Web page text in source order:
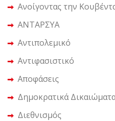
Ανοίγοντας την
ΑΝΤΑΡΣΥΑ
Αντιπολεμικό
Αντιφασιστικό
Αποφάσεις
Δημοκρατικά
Διεθνισμός